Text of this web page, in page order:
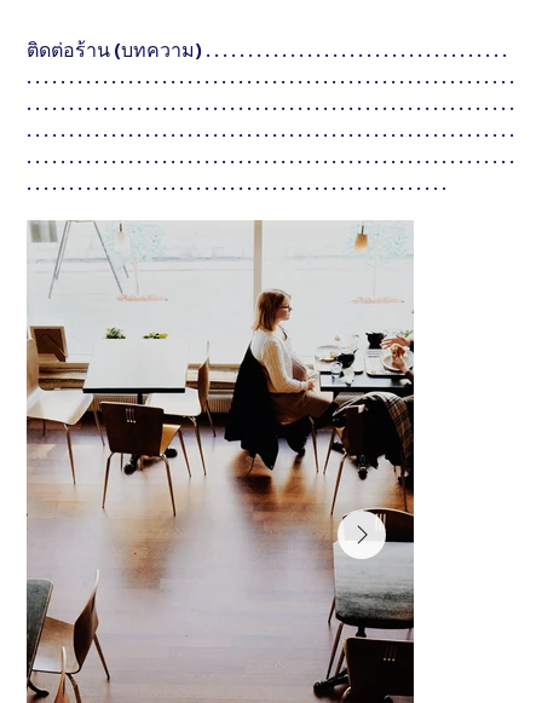
ติดต่อร้าน (บทความ) . . . . . . . . . . . . . . . . . . . . . . . . . . . . . . . . . . . .
. . . . . . . . . . . . . . . . . . . . . . . . . . . . . . . . . . . . . . . . . . . . . . . . . . . . . . . . . .
. . . . . . . . . . . . . . . . . . . . . . . . . . . . . . . . . . . . . . . . . . . . . . . . . . . . . . . . . .
. . . . . . . . . . . . . . . . . . . . . . . . . . . . . . . . . . . . . . . . . . . . . . . . . . . . . . . . . .
. . . . . . . . . . . . . . . . . . . . . . . . . . . . . . . . . . . . . . . . . . . . . . . . . . . . . . . . . .
. . . . . . . . . . . . . . . . . . . . . . . . . . . . . . . . . . . . . . . . . . . . . . . . . .